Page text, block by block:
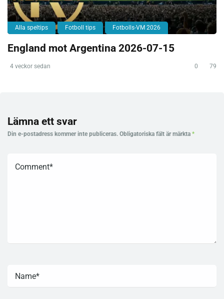
Alla speltips Fotboll tips Fotbolls-VM 2026
England mot Argentina 2026-07-15
4 veckor sedan 0 79
Lämna ett svar
Din e-postadress kommer inte publiceras. Obligatoriska fält är märkta *